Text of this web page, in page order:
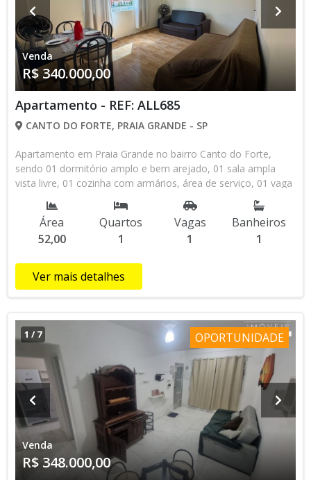
Venda
R$ 340.000,00
Apartamento - REF: ALL685
CANTO DO FORTE, PRAIA GRANDE - SP
Apartamento em Praia Grande no bairro Canto do Forte,
sendo 01 dormitório amplo e bem arejado, 01 sala ampla
vista livre, 01 cozinha com armários, área de serviço, 01 vaga
de garagem coletiva insuficiente, 50 metros da Praia, todo
reformado, excelente oportunidade para morar, não perca
tempo agende uma visita com um dos nossos corretores!
Área
52,00
Quartos
1
Vagas
1
Banheiros
1
Ver mais detalhes
1 /7 OPORTUNIDADE
Venda
R$ 348.000,00